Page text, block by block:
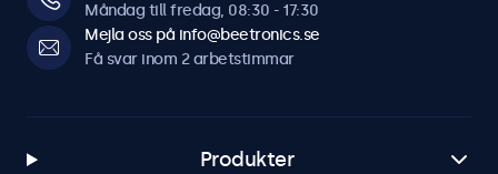
Måndag till fredag, 08:30 - 17:30
Mejla oss på info@beetronics.se
Få svar inom 2 arbetstimmar
Produkter